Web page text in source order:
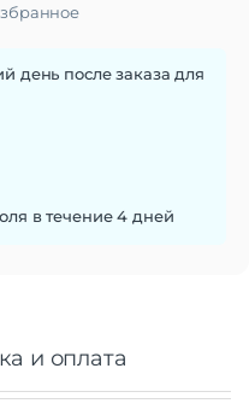
день после заказа для
в течение 4 дней
и оплата